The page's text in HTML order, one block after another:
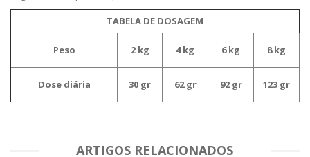
TABELA DE DOSAGEM
Peso 2 kg 4 kg 6 kg 8 kg
Dose diária 30 gr 62 gr 92 gr 123 gr
ARTIGOS RELACIONADOS